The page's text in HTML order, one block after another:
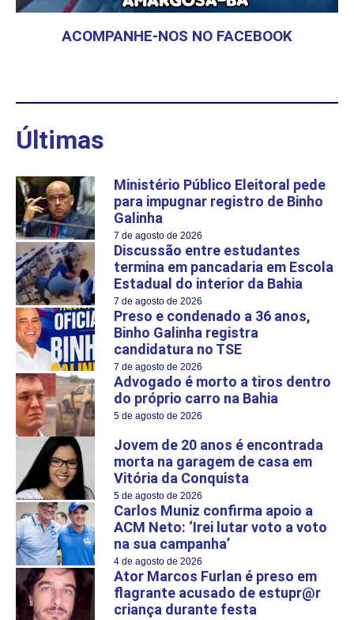
ACOMPANHE-NOS NO FACEBOOK
Últimas
Ministério Público Eleitoral pede
para impugnar registro de Binho
Galinha
7 de agosto de 2026
Discussão entre estudantes
termina em pancadaria em Escola
Estadual do interior da Bahia
7 de agosto de 2026
Preso e condenado a 36 anos,
Binho Galinha registra
candidatura no TSE
7 de agosto de 2026
Advogado é morto a tiros dentro
do próprio carro na Bahia
5 de agosto de 2026
Jovem de 20 anos é encontrada
morta na garagem de casa em
Vitória da Conquista
5 de agosto de 2026
Carlos Muniz confirma apoio a
ACM Neto: ‘Irei lutar voto a voto
na sua campanha’
4 de agosto de 2026
Ator Marcos Furlan é preso em
flagrante acusado de estupr@r
criança durante festa